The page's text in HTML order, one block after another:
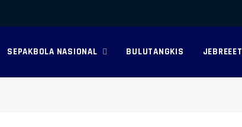
SEPAKBOLA NASIONAL BULUTANGKIS JEBREEET